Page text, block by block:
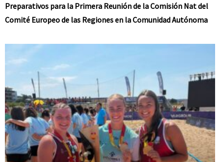
Preparativos para la Primera Reunión de la Comisión Nat del
Comité Europeo de las Regiones en la Comunidad Autónoma